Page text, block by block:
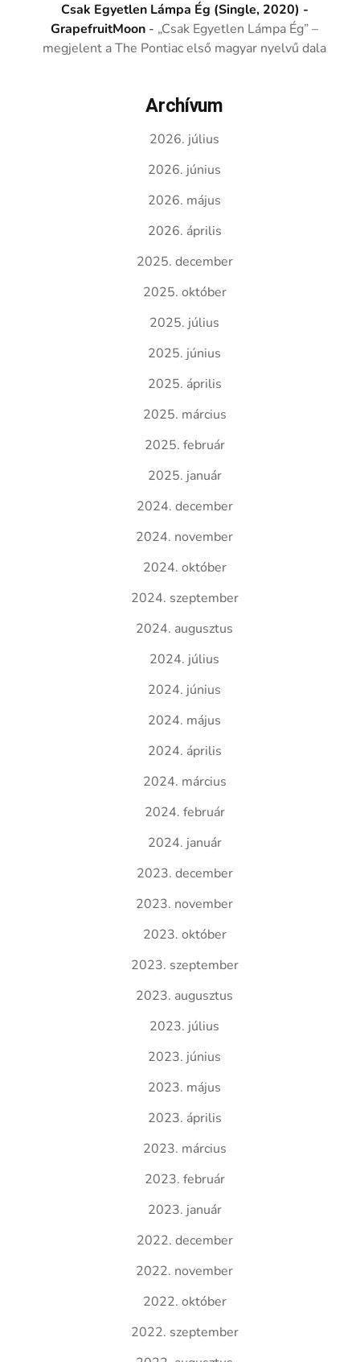
Csak Egyetlen Lámpa Ég (Single, 2020) -
GrapefruitMoon - „Csak Egyetlen Lámpa Ég” –
megjelent a The Pontiac első magyar nyelvű dala
Archívum
2026. július
2026. június
2026. május
2026. április
2025. december
2025. október
2025. július
2025. június
2025. április
2025. március
2025. február
2025. január
2024. december
2024. november
2024. október
2024. szeptember
2024. augusztus
2024. július
2024. június
2024. május
2024. április
2024. március
2024. február
2024. január
2023. december
2023. november
2023. október
2023. szeptember
2023. augusztus
2023. július
2023. június
2023. május
2023. április
2023. március
2023. február
2023. január
2022. december
2022. november
2022. október
2022. szeptember